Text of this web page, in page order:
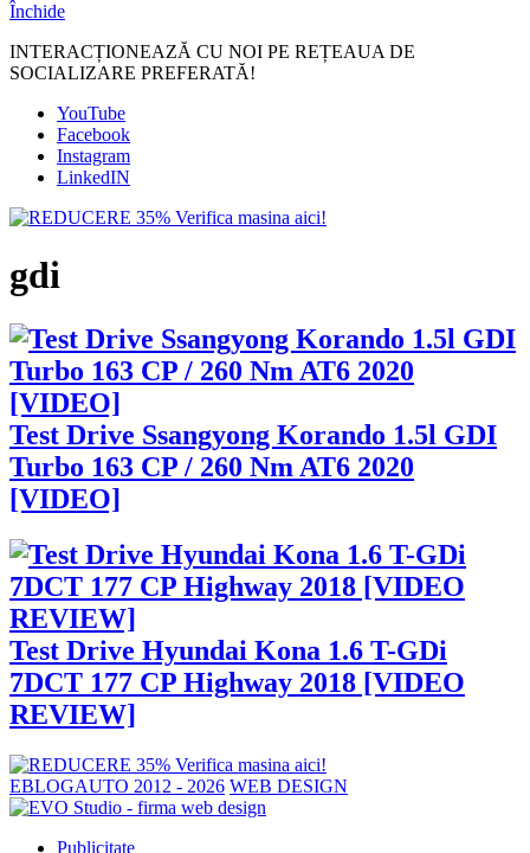
Închide
INTERACȚIONEAZĂ CU NOI PE REȚEAUA DE
SOCIALIZARE PREFERATĂ!
YouTube
Facebook
Instagram
LinkedIN
gdi
Test Drive Ssangyong Korando 1.5l GDI
Turbo 163 CP / 260 Nm AT6 2020
[VIDEO]
Test Drive Hyundai Kona 1.6 T-GDi
7DCT 177 CP Highway 2018 [VIDEO
REVIEW]
EBLOGAUTO 2012 - 2026 WEB DESIGN
Publicitate